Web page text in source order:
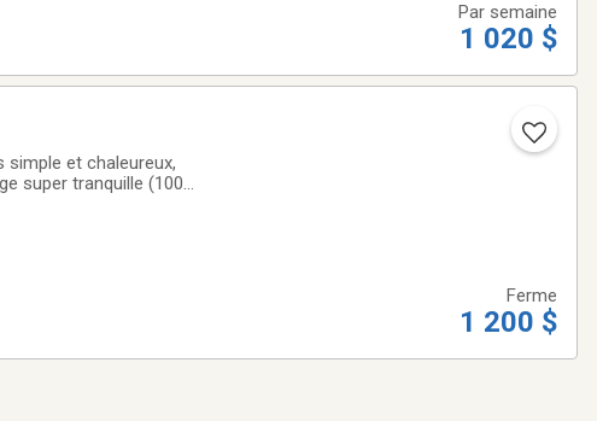
Par semaine
1 020 $
simple et chaleureux,
super tranquille (100
Ferme
1 200 $